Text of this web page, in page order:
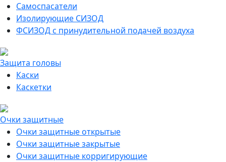
Самоспасатели
Изолирующие СИЗОД
ФСИЗОД с принудительной подачей воздуха
Защита головы
Каски
Каскетки
Очки защитные
Очки защитные открытые
Очки защитные закрытые
Очки защитные корригирующие